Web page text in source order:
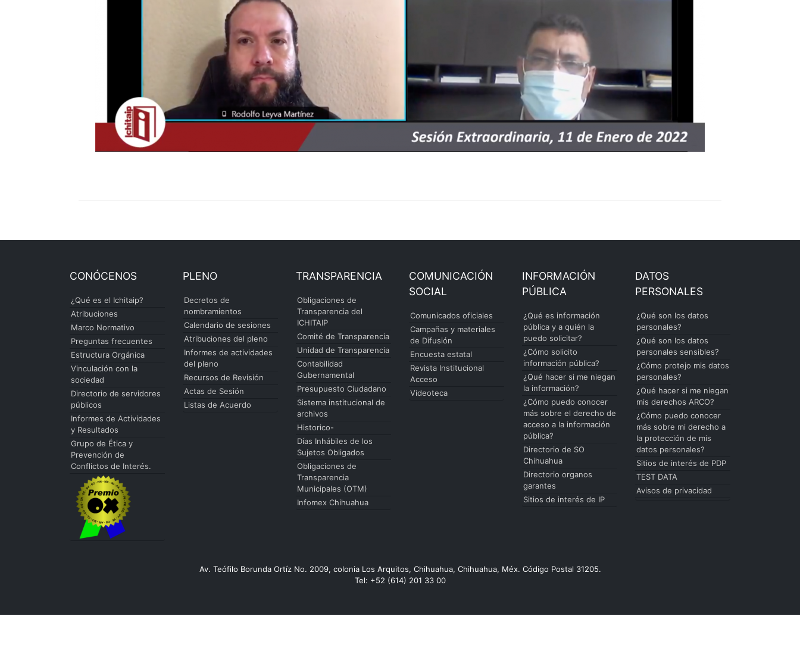
CONÓCENOS
¿Qué es el Ichitaip?
Atribuciones
Marco Normativo
Preguntas frecuentes
Estructura Orgánica
Vinculación con la
sociedad
Directorio de servidores
públicos
Informes de Actividades
y Resultados
Grupo de Ética y
Prevención de
Conflictos de Interés.
PLENO
Decretos de
nombramientos
Calendario de sesiones
Atribuciones del pleno
Informes de actividades
del pleno
Recursos de Revisión
Actas de Sesión
Listas de Acuerdo
TRANSPARENCIA
Obligaciones de
Transparencia del
ICHITAIP
Comité de Transparencia
Unidad de Transparencia
Contabilidad
Gubernamental
Presupuesto Ciudadano
Sistema institucional de
archivos
Historico-
Días Inhábiles de los
Sujetos Obligados
Obligaciones de
Transparencia
Municipales (OTM)
Infomex Chihuahua
COMUNICACIÓN
SOCIAL
Comunicados oficiales
Campañas y materiales
de Difusión
Encuesta estatal
Revista Institucional
Acceso
Videoteca
INFORMACIÓN
PÚBLICA
¿Qué es información
pública y a quién la
puedo solicitar?
¿Cómo solicito
información pública?
¿Qué hacer si me niegan
la información?
¿Cómo puedo conocer
más sobre el derecho de
acceso a la información
pública?
Directorio de SO
Chihuahua
Directorio organos
garantes
Sitios de interés de IP
DATOS
PERSONALES
¿Qué son los datos
personales?
¿Qué son los datos
personales sensibles?
¿Cómo protejo mis datos
personales?
¿Qué hacer si me niegan
mis derechos ARCO?
¿Cómo puedo conocer
más sobre mi derecho a
la protección de mis
datos personales?
Sitios de interés de PDP
TEST DATA
Avisos de privacidad
Av. Teófilo Borunda Ortíz No. 2009, colonia Los Arquitos, Chihuahua, Chihuahua, Méx. Código Postal 31205.
Tel: +52 (614) 201 33 00